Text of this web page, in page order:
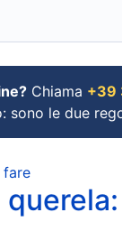
Chiama +39
sono le due
fare